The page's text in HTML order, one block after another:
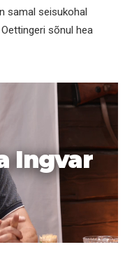
samal seisukohal
sõnul hea
Ingvar